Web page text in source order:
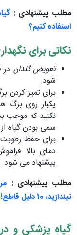
مطلب پیشنهادی :
استفاده کنیم؟
نکاتی برای
تعویض گلدان
شود.
یکبار روی برگ
نکنید که موجب
سمی بودن گیاه
برای حفظ
دمای بالا
پیشنهاد می شود.
مطلب پیشنهادی :
نیندازید، 10 دلیل قاطع!
گیاه پزشکی و